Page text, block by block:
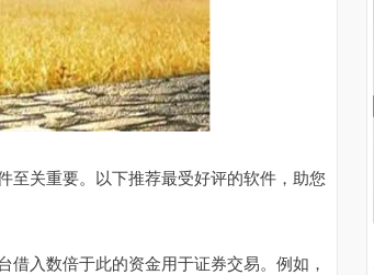
至关重要。以下推荐最受好评的软件，助您
入数倍于此的资金用于证券交易。例如，